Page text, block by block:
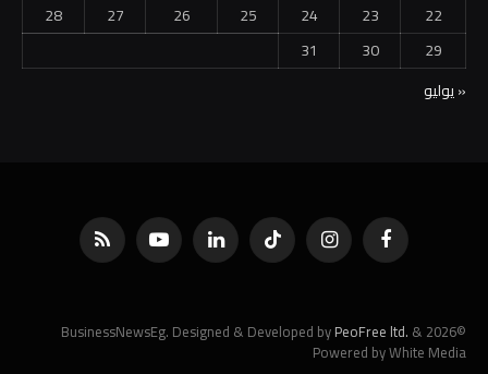
22
23
24
25
26
27
28
29
30
31
« يوليو
فيسبوك الانستغرامتيكتوك لينكدإن يوتيوب RSS
©2026 BusinessNewsEg. Designed & Developed by
PeoFree ltd. &
Powered by White Media